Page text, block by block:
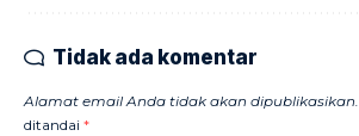
Tidak ada komentar
Alamat email Anda tidak akan dipublikasikan.
ditandai *